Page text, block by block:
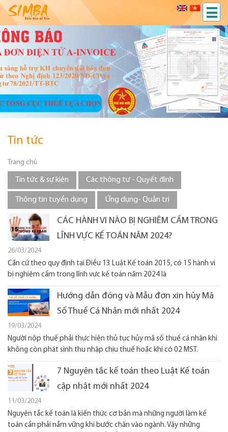
Tin tức
Trang chủ
Tin tức & sự kiện Các thông tư - Quyết định
Thông tin tuyển dụng Ứng dụng- Quản trị
CÁC HÀNH VI NÀO BỊ NGHIÊM CẤM TRONG
LĨNH VỰC KẾ TOÁN NĂM 2024?
26/03/2024
Căn cứ theo quy định tại Điều 13 Luật Kế toán 2015, có 15 hành vi
bị nghiêm cấm trong lĩnh vực kế toán năm 2024 là
Hướng dẫn đóng và Mẫu đơn xin hủy Mã
Số Thuế Cá Nhân mới nhất 2024
19/03/2024
Người nộp thuế phải thực hiện thủ tục hủy mã số thuế cá nhân khi
không còn phát sinh thu nhập chịu thuế hoặc khi có 02 MST.
7 Nguyên tắc kế toán theo Luật Kế toán
cập nhật mới nhất 2024
11/03/2024
Nguyên tắc kế toán là kiến thức cơ bản mà những người làm kế
toán cần phải nắm vững khi bước chân vào ngành. Vậy những